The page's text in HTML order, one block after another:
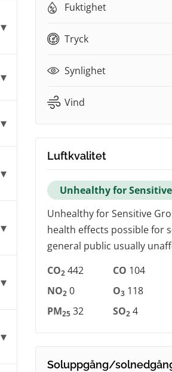
Fuktighet
Tryck
Synlighet
Vind
Luftkvalitet
Unhealthy for
Unhealthy for Sensitive
health effects possible for
general public usually
CO2 442 CO 104
NO2 0 O3 118
PM25 32 SO2 4
Soluppgång/